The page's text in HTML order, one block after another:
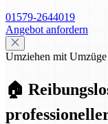
01579-2644019
Angebot anfordern
Umziehen mit
🏠